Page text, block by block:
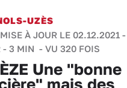
UZÈS
À JOUR LE 02.12.2021 -
- 3 MIN - VU 320 FOIS
Une "bonne
mais des